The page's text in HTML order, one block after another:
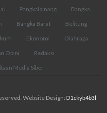
Pangkalpinang
Bangka
Bangka Barat
Belitung
Ekonomi
Olahraga
Opini
Redaksi
Media Siber
Website Design: D1ckyb4b3l